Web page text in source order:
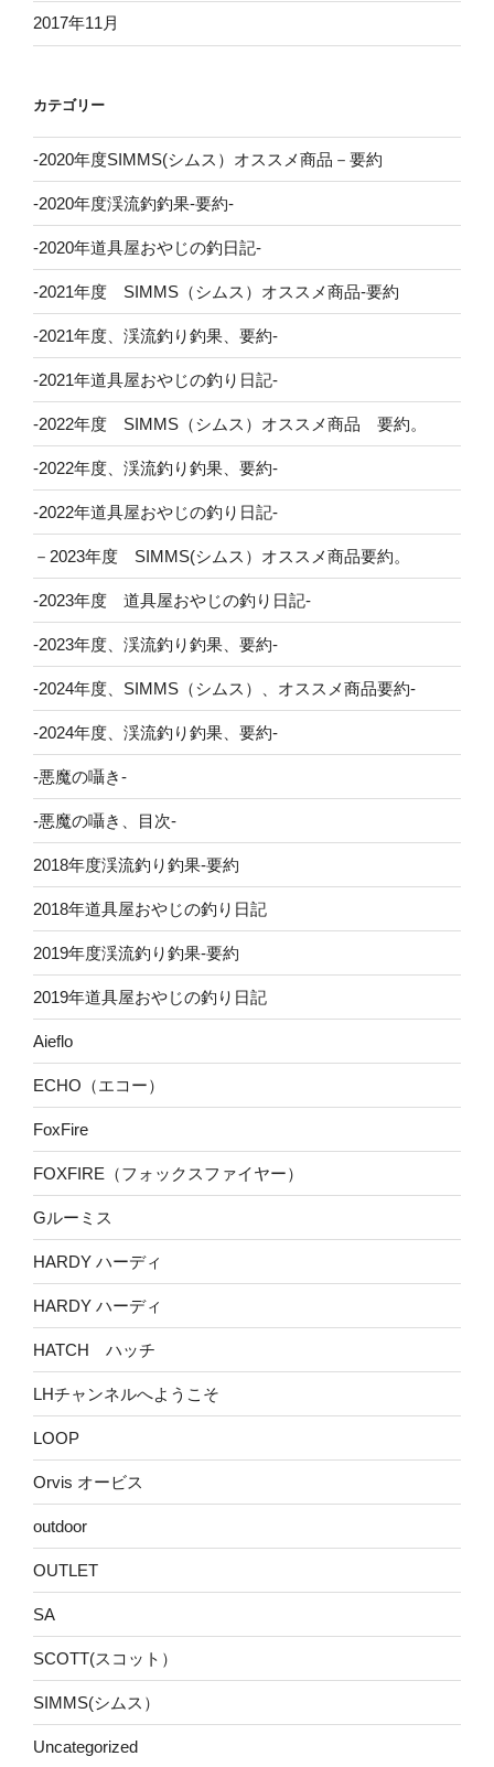
2017年11月
カテゴリー
-2020年度SIMMS(シムス）オススメ商品－要約
-2020年度渓流釣釣果-要約-
-2020年道具屋おやじの釣日記-
-2021年度 SIMMS（シムス）オススメ商品-要約
-2021年度、渓流釣り釣果、要約-
-2021年道具屋おやじの釣り日記-
-2022年度 SIMMS（シムス）オススメ商品 要約。
-2022年度、渓流釣り釣果、要約-
-2022年道具屋おやじの釣り日記-
－2023年度 SIMMS(シムス）オススメ商品要約。
-2023年度 道具屋おやじの釣り日記-
-2023年度、渓流釣り釣果、要約-
-2024年度、SIMMS（シムス）、オススメ商品要約-
-2024年度、渓流釣り釣果、要約-
-悪魔の囁き-
-悪魔の囁き、目次-
2018年度渓流釣り釣果-要約
2018年道具屋おやじの釣り日記
2019年度渓流釣り釣果-要約
2019年道具屋おやじの釣り日記
Aieflo
ECHO（エコー）
FoxFire
FOXFIRE（フォックスファイヤー）
Gルーミス
HARDY ハーディ
HARDY ハーディ
HATCH ハッチ
LHチャンネルへようこそ
LOOP
Orvis オービス
outdoor
OUTLET
SA
SCOTT(スコット）
SIMMS(シムス）
Uncategorized